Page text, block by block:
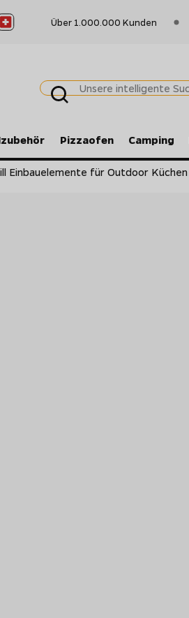
Über 1.000.000 Kunden
Pizzaofen Camping
Einbauelemente für Outdoor Küchen